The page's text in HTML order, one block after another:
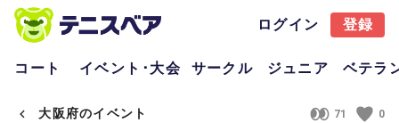
ログイン 登録
コート イベント･大会 サークル ジュニア ベテラ
大阪府のイベント 71 0